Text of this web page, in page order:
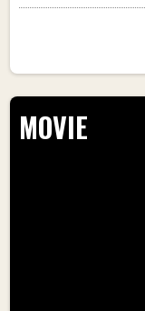
MOVIE